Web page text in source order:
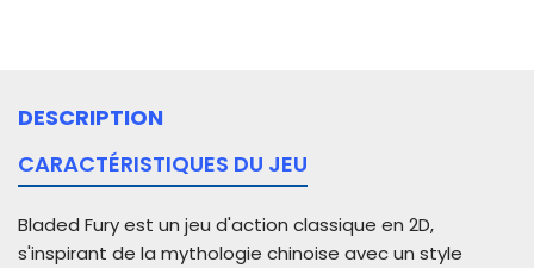
DESCRIPTION
CARACTÉRISTIQUES DU JEU
Bladed Fury est un jeu d'action classique en 2D,
s'inspirant de la mythologie chinoise avec un style